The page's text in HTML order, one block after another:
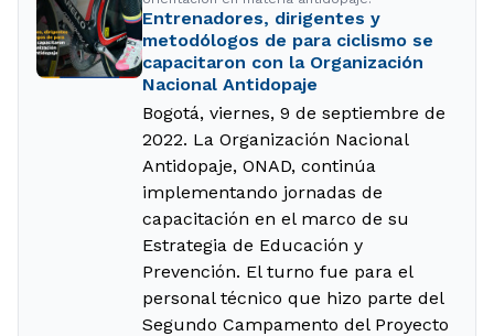
Entrenadores, dirigentes y
metodólogos de para ciclismo se
capacitaron con la Organización
Nacional Antidopaje
Bogotá, viernes, 9 de septiembre de
2022. La Organización Nacional
Antidopaje, ONAD, continúa
implementando jornadas de
capacitación en el marco de su
Estrategia de Educación y
Prevención. El turno fue para el
personal técnico que hizo parte del
Segundo Campamento del Proyecto